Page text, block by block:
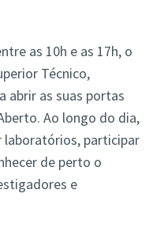
as 10h e as 17h, o
Técnico,
abrir as suas portas
Ao longo do dia,
laboratórios, participar
de perto o
e